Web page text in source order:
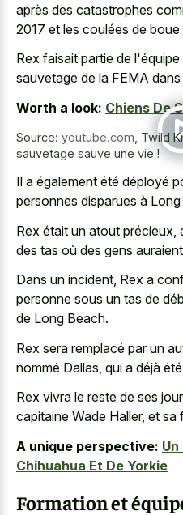
après des catastrophes
2017 et les coulées de
Rex faisait partie de
sauvetage de la FEMA
Worth a look: Chiens De
Source: youtube.com Twild
sauvetage sauve une vie !
Il a également été déployé
personnes disparues à
Rex était un atout précieux,
des tas où des gens
Dans un incident, Rex a
personne sous un tas de
de Long Beach.
Rex sera remplacé par un
nommé Dallas, qui a déjà
Rex vivra le reste de ses
capitaine Wade Haller, et sa
A unique perspective:
Chihuahua Et De Yorkie
Formation et